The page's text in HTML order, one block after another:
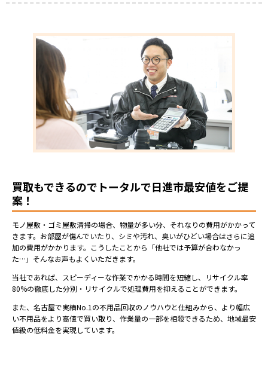
買取もできるのでトータルで日進市最安値をご提
案！
モノ屋敷・ゴミ屋敷清掃の場合、物量が多い分、それなりの費用がかかって
きます。お部屋が傷んでいたり、シミや汚れ、臭いがひどい場合はさらに追
加の費用がかかります。こうしたことから「他社では予算が合わなかっ
た…」そんなお声もよくいただきます。
当社であれば、スピーディーな作業でかかる時間を短縮し、リサイクル率
80%の徹底した分別・リサイクルで処理費用を抑えることができます。
また、名古屋で実績No.1の不用品回収のノウハウと仕組みから、より幅広
い不用品をより高値で買い取り、作業量の一部を相殺できるため、地域最安
値級の低料金を実現しています。